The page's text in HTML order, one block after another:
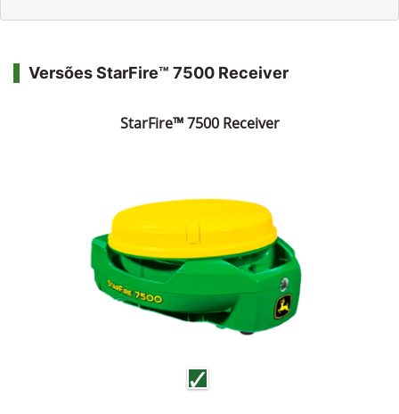
Versões StarFire™ 7500 Receiver
StarFire™ 7500 Receiver